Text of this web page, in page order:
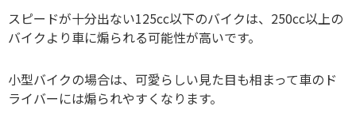
スピードが十分出ない125cc以下のバイクは、250cc以上の
バイクより車に煽られる可能性が高いです。
小型バイクの場合は、可愛らしい見た目も相まって車のド
ライバーには煽られやすくなります。